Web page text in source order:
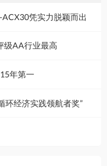
凭实力脱颖而出
级AA行业最高
年第一
环经济实践领航者奖”